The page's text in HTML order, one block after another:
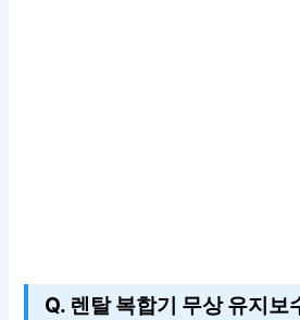
Q. 렌탈 복합기 무상 유지보